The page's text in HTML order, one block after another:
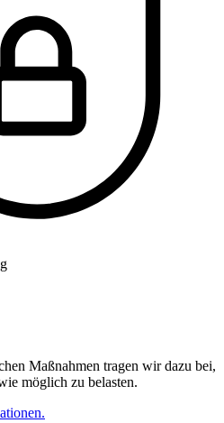
Maßnahmen tragen wir dazu bei,
möglich zu belasten.